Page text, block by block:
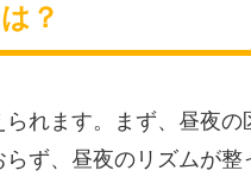
？
れます。まず、昼夜の
ず、昼夜のリズムが